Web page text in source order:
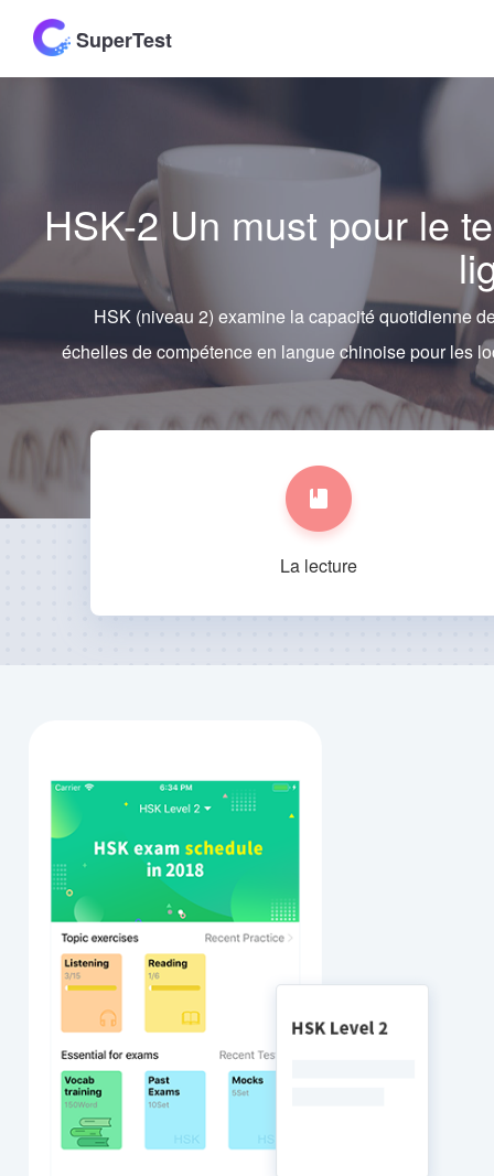
SuperTest
HSK-2 Un must pour le
HSK (niveau 2) examine la capacité quotidienne
échelles de compétence en langue chinoise pour les
La lecture